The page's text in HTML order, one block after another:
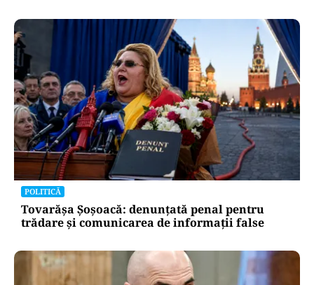
POLITICĂ
Tovarășa Șoșoacă: denunțată penal pentru
trădare și comunicarea de informații false